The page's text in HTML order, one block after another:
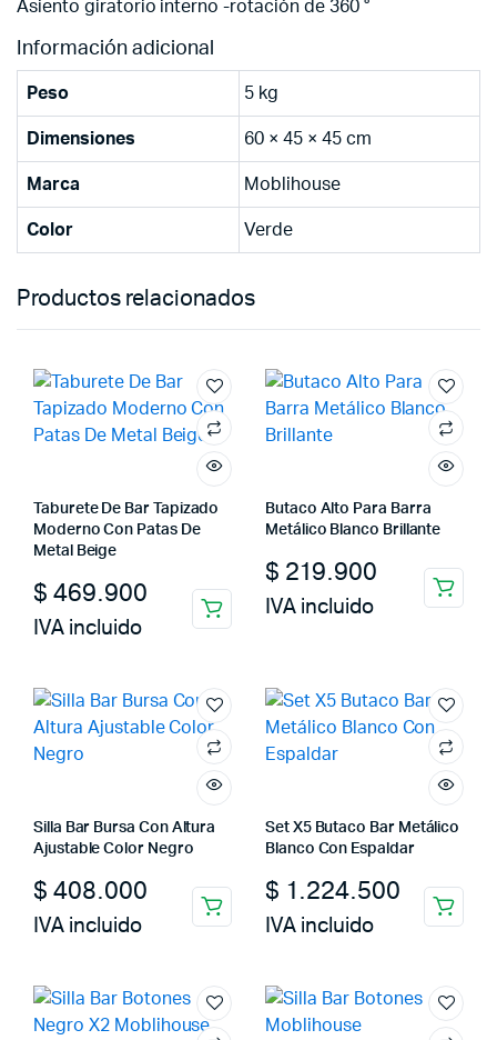
Asiento giratorio interno -rotación de 360 °
Información adicional
Peso 5 kg
Dimensiones 60 × 45 × 45 cm
Marca Moblihouse
Color Verde
Productos relacionados
Taburete De Bar Tapizado
Moderno Con Patas De
Metal Beige
$ 469.900
IVA incluido
Butaco Alto Para Barra
Metálico Blanco Brillante
$ 219.900
IVA incluido
Silla Bar Bursa Con Altura
Ajustable Color Negro
$ 408.000
IVA incluido
Set X5 Butaco Bar Metálico
Blanco Con Espaldar
$ 1.224.500
IVA incluido